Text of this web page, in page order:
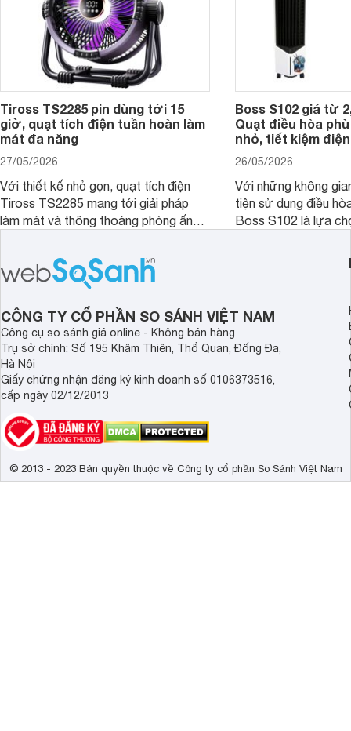
Tiross TS2285 pin dùng tới 15
giờ, quạt tích điện tuần hoàn làm
mát đa năng
27/05/2026
Với thiết kế nhỏ gọn, quạt tích điện
Tiross TS2285 mang tới giải pháp
làm mát và thông thoáng phòng ấn
đại, đáp ứng tốt nhu cầu của nhiều
khách hàng.
Boss S102 giá từ
Quạt điều hòa
nhỏ, tiết kiệm điện
26/05/2026
Với những không
tiện sử dụng điều
Boss S102 là lựa
kiệm điện và hiệu
đặc biệt khi kết hợp
CÔNG TY CỔ PHẦN SO SÁNH VIỆT NAM
Công cụ so sánh giá online - Không bán hàng
Trụ sở chính: Số 195 Khâm Thiên, Thổ Quan, Đống Đa,
Hà Nội
Giấy chứng nhận đăng ký kinh doanh số 0106373516,
cấp ngày 02/12/2013
© 2013 - 2023 Bản quyền thuộc về Công ty cổ phần So Sánh Việt Nam